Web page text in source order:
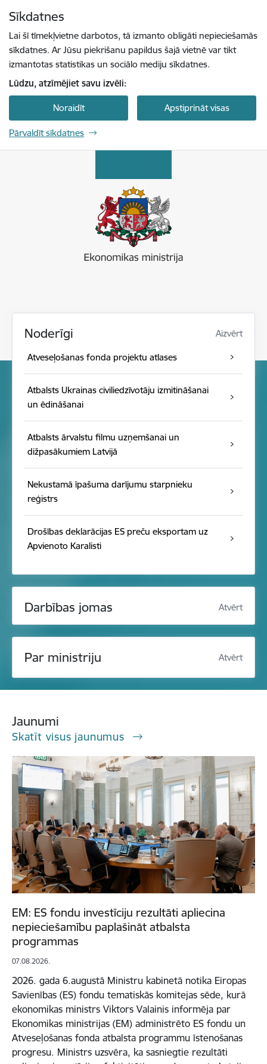
Sīkdatnes
Lai šī tīmekļvietne darbotos, tā izmanto obligāti nepieciešamās
sīkdatnes. Ar Jūsu piekrišanu papildus šajā vietnē var tikt
izmantotas statistikas un sociālo mediju sīkdatnes.
Lūdzu, atzīmējiet savu izvēli:
Noraidīt Apstiprināt visas
Pārvaldīt sīkdatnes
Noderīgi Aizvērt
Atveseļošanas fonda projektu atlases
Atbalsts Ukrainas civiliedzīvotāju izmitināšanai
un ēdināšanai
Atbalsts ārvalstu filmu uzņemšanai un
dižpasākumiem Latvijā
Nekustamā īpašuma darījumu starpnieku
reģistrs
Drošības deklarācijas ES preču eksportam uz
Apvienoto Karalisti
Darbības jomas Atvērt
Par ministriju Atvērt
Jaunumi
Skatīt visus jaunumus
EM: ES fondu investīciju rezultāti apliecina
nepieciešamību paplašināt atbalsta
programmas
07.08.2026.
2026. gada 6.augustā Ministru kabinetā notika Eiropas
Savienības (ES) fondu tematiskās komitejas sēde, kurā
ekonomikas ministrs Viktors Valainis informēja par
Ekonomikas ministrijas (EM) administrēto ES fondu un
Atveseļošanas fonda atbalsta programmu īstenošanas
progresu. Ministrs uzsvēra, ka sasniegtie rezultāti